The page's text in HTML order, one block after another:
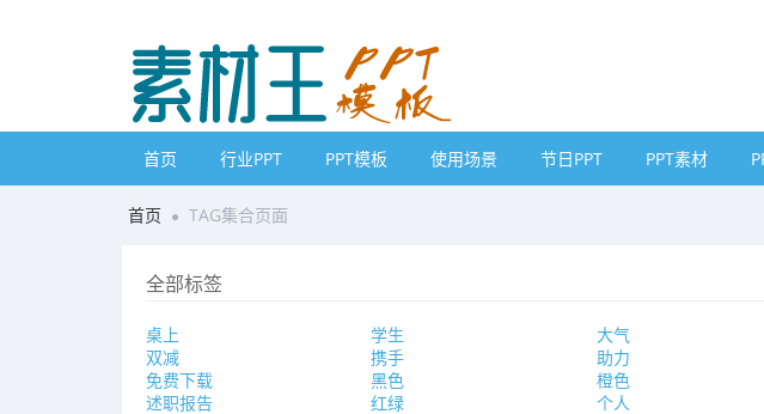
首页 行业PPT PPT模板 使用场景 节日PPT PPT素材
首页 TAG集合页面
全部标签
桌上 学生 大气
双减
携手 助力
免费下载
黑色 橙色
述职报告
红绿 个人